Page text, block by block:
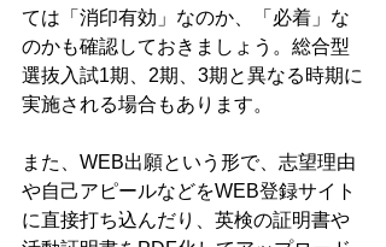
ては「消印有効」なのか、「必着」な
のかも確認しておきましょう。総合型
選抜入試1期、2期、3期と異なる時期に
実施される場合もあります。
また、WEB出願という形で、志望理由
や自己アピールなどをWEB登録サイト
に直接打ち込んだり、英検の証明書や